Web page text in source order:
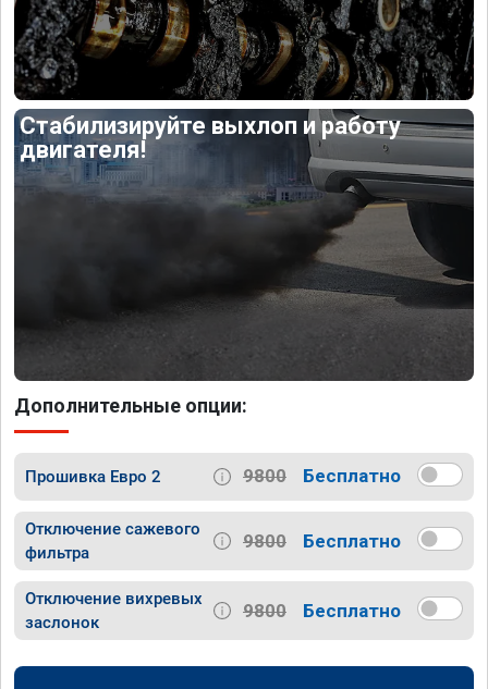
Стабилизируйте выхлоп и работу
двигателя!
Дополнительные опции:
Прошивка Евро 2 9800 Бесплатно
Отключение сажевого
фильтра
9800 Бесплатно
Отключение вихревых
заслонок
9800 Бесплатно